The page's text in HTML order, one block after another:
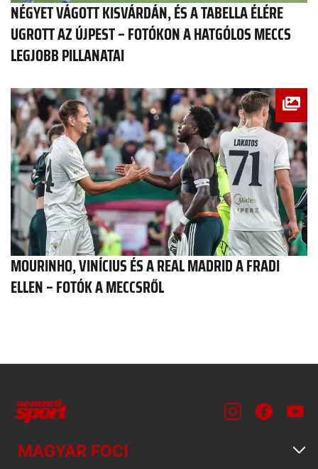
NÉGYET VÁGOTT KISVÁRDÁN, ÉS A TABELLA ÉLÉRE
UGROTT AZ ÚJPEST – FOTÓKON A HATGÓLOS MECCS
LEGJOBB PILLANATAI
MOURINHO, VINÍCIUS ÉS A REAL MADRID A FRADI
ELLEN – FOTÓK A MECCSRŐL
MAGYAR FOCI